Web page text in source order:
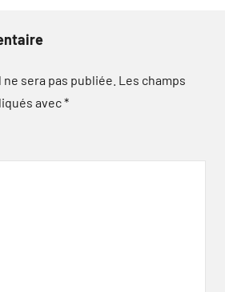
sera pas publiée. Les champs
avec*